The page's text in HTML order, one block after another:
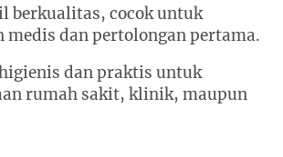
berkualitas, cocok untuk
medis dan pertolongan pertama.
dan praktis untuk
rumah sakit, klinik, maupun